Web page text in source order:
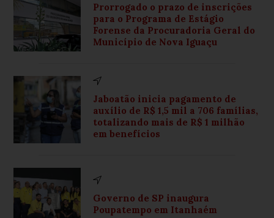
Prorrogado o prazo de inscrições
para o Programa de Estágio
Forense da Procuradoria Geral do
Município de Nova Iguaçu
Jaboatão inicia pagamento de
auxílio de R$ 1,5 mil a 706 famílias,
totalizando mais de R$ 1 milhão
em benefícios
Governo de SP inaugura
Poupatempo em Itanhaém